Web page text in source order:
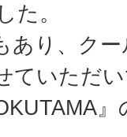
た。
あり、ク
ていただ